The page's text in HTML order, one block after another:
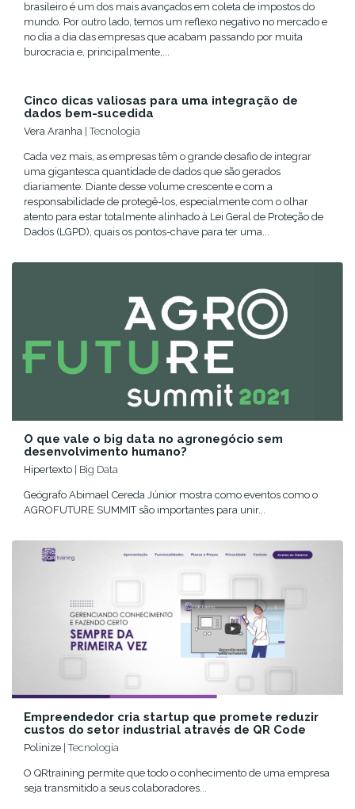
brasileiro é um dos mais avançados em coleta de impostos do
mundo. Por outro lado, temos um reflexo negativo no mercado e
no dia a dia das empresas que acabam passando por muita
burocracia e, principalmente,...
Cinco dicas valiosas para uma integração de
dados bem-sucedida
Vera Aranha | Tecnologia
Cada vez mais, as empresas têm o grande desafio de integrar
uma gigantesca quantidade de dados que são gerados
diariamente. Diante desse volume crescente e com a
responsabilidade de protegê-los, especialmente com o olhar
atento para estar totalmente alinhado à Lei Geral de Proteção de
Dados (LGPD), quais os pontos-chave para ter uma...
O que vale o big data no agronegócio sem
desenvolvimento humano?
Hipertexto | Big Data
Geógrafo Abimael Cereda Júnior mostra como eventos como o
AGROFUTURE SUMMIT são importantes para unir...
Empreendedor cria startup que promete reduzir
custos do setor industrial através de QR Code
Polinize | Tecnologia
O QRtraining permite que todo o conhecimento de uma empresa
seja transmitido a seus colaboradores...